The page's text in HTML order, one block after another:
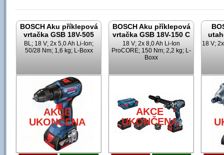
BOSCH Aku příklepová
vrtačka GSB 18V-505
BL; 18 V; 2x 5,0 Ah Li-Ion;
50/28 Nm; 1,6 kg; L-Boxx
AKCE
UKONČENA
BOSCH Aku příklepová
vrtačka GSB 18V-150 C
18 V; 2x 8,0 Ah Li-Ion
ProCORE; 150 Nm; 2,2 kg; L-
Boxx
AKCE
UKONČENA
18 V;